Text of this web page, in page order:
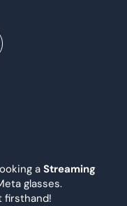
a Streaming
glasses.
firsthand!